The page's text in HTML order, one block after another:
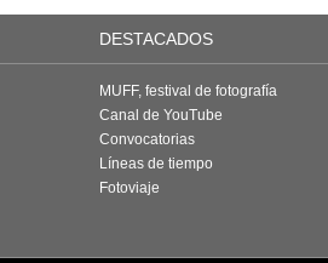
DESTACADOS
MUFF, festival de fotografía
Canal de YouTube
Convocatorias
Líneas de tiempo
Fotoviaje